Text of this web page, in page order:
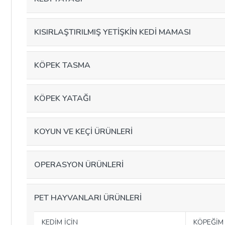
KISIRLAŞTIRILMIŞ YETİŞKİN KEDİ MAMASI
KÖPEK TASMA
KÖPEK YATAĞI
KOYUN VE KEÇİ ÜRÜNLERİ
OPERASYON ÜRÜNLERİ
PET HAYVANLARI ÜRÜNLERİ
KEDİM İÇİN